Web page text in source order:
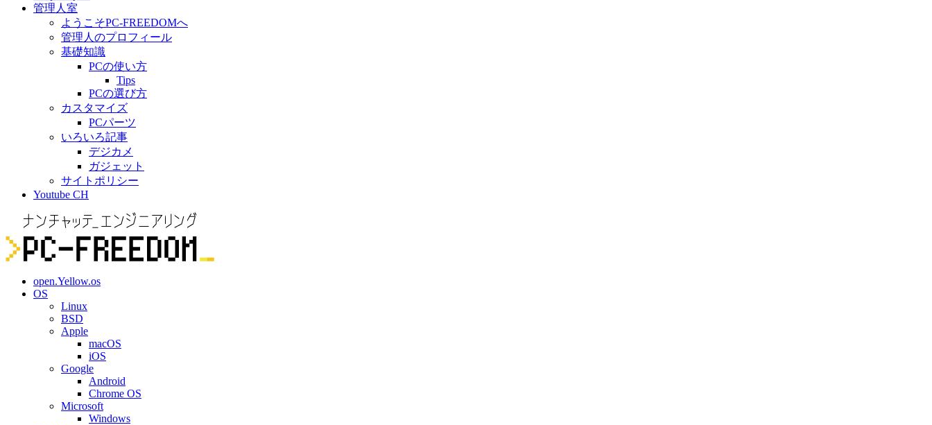
管理人室
ようこそPC-FREEDOMへ
管理人のプロフィール
基礎知識
PCの使い方
Tips
PCの選び方
カスタマイズ
PCパーツ
いろいろ記事
デジカメ
ガジェット
サイトポリシー
Youtube CH
open.Yellow.os
OS
Linux
BSD
Apple
macOS
iOS
Google
Android
Chrome OS
Microsoft
Windows